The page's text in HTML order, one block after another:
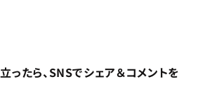
ったら、SNSでシェア＆コメントを